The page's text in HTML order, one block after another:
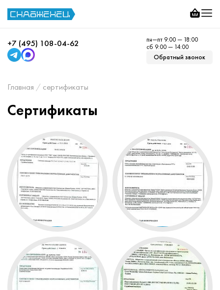
+7 (495) 108-04-62
Обратный звонок
пн—пт 9:00 — 18:00
сб 9:00 — 14:00
Главная сертификаты
Сертификаты